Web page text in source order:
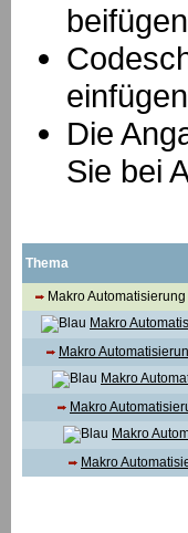
einfügen
Die
Sie bei
Thema
Makro
Makro
Makro
Makro
Makro
Makro
Makro